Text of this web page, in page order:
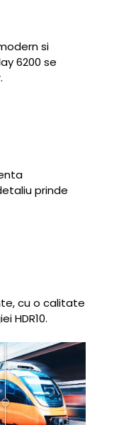
si
6200 se
prinde
cu o calitate
HDR10.